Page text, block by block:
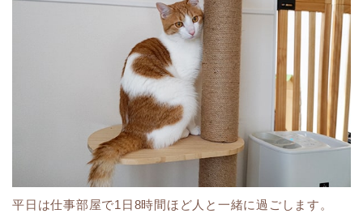
平日は仕事部屋で1日8時間ほど人と一緒に過ごします。